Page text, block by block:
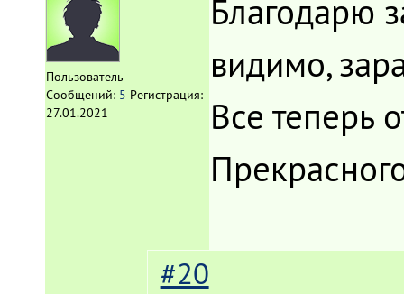
Пользователь
Сообщений: 5 Регистрация:
27.01.2021
Благодарю
видимо,
Все теперь
#20